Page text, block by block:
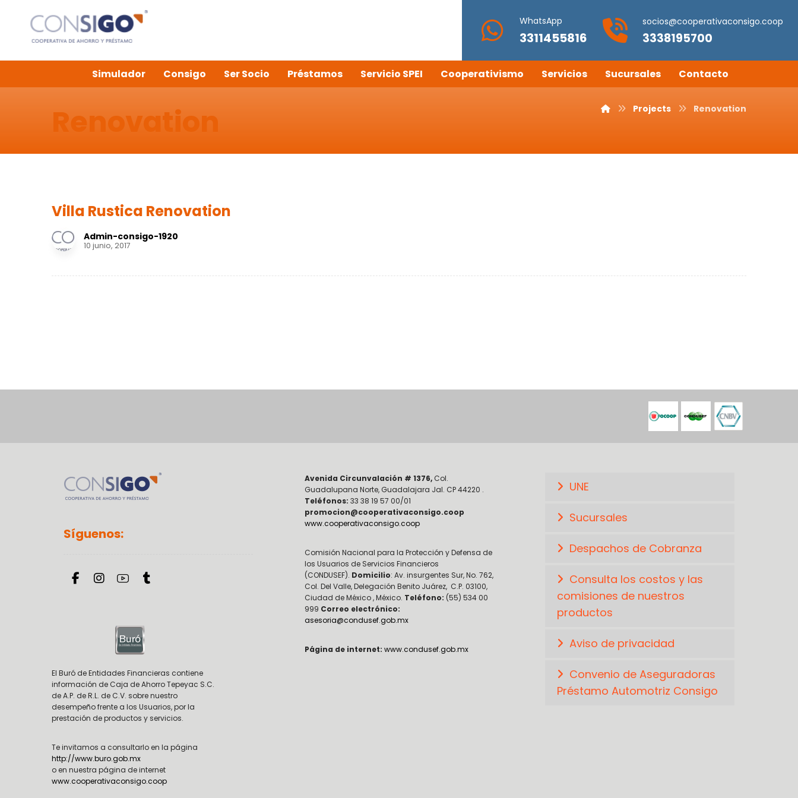
socios@cooperativaconsigo.coop
3338195700
WhatsApp
3311455816
Simulador Consigo Ser Socio Préstamos Servicio SPEI Cooperativismo Servicios Sucursales Contacto
Renovation Projects Renovation
Villa Rustica Renovation
Admin-consigo-1920
10 junio, 2017
Síguenos:
El Buró de Entidades Financieras contiene
información de Caja de Ahorro Tepeyac S.C.
de A.P. de R.L. de C.V. sobre nuestro
desempeño frente a los Usuarios, por la
prestación de productos y servicios.
Te invitamos a consultarlo en la página
http://www.buro.gob.mx
o en nuestra página de internet
www.cooperativaconsigo.coop
Avenida Circunvalación # 1376, Col.
Guadalupana Norte, Guadalajara Jal. CP 44220 .
Teléfonos: 33 38 19 57 00/01
promocion@cooperativaconsigo.coop
www.cooperativaconsigo.coop
Comisión Nacional para la Protección y Defensa de
los Usuarios de Servicios Financieros
(CONDUSEF). Domicilio: Av. insurgentes Sur, No. 762,
Col. Del Valle, Delegación Benito Juárez, C.P. 03100,
Ciudad de México , México. Teléfono: (55) 534 00
999 Correo electrónico:
asesoria@condusef.gob.mx
Página de internet: www.condusef.gob.mx
UNE
Sucursales
Despachos de Cobranza
Consulta los costos y las
comisiones de nuestros
productos
Aviso de privacidad
Convenio de Aseguradoras
Préstamo Automotriz Consigo